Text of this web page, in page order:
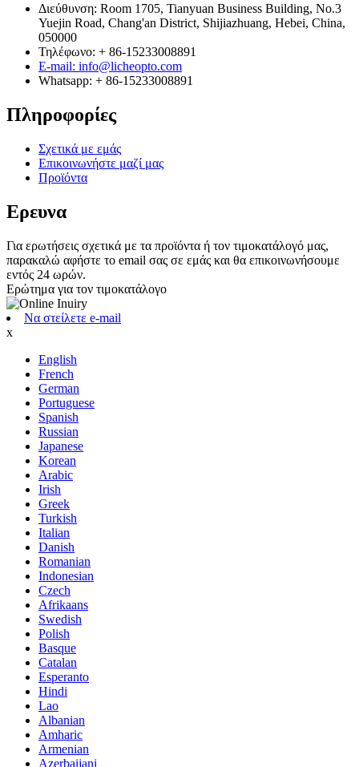
Διεύθυνση: Room 1705, Tianyuan Business Building, No.3
Yuejin Road, Chang'an District, Shijiazhuang, Hebei, China,
050000
Τηλέφωνο: + 86-15233008891
E-mail: info@licheopto.com
Whatsapp: + 86-15233008891
Πληροφορίες
Σχετικά με εμάς
Επικοινωνήστε μαζί μας
Προϊόντα
Ερευνα
Για ερωτήσεις σχετικά με τα προϊόντα ή τον τιμοκατάλογό μας,
παρακαλώ αφήστε το email σας σε εμάς και θα επικοινωνήσουμε
εντός 24 ωρών.
Ερώτημα για τον τιμοκατάλογο
Να στείλετε e-mail
x
English
French
German
Portuguese
Spanish
Russian
Japanese
Korean
Arabic
Irish
Greek
Turkish
Italian
Danish
Romanian
Indonesian
Czech
Afrikaans
Swedish
Polish
Basque
Catalan
Esperanto
Hindi
Lao
Albanian
Amharic
Armenian
Azerbaijani